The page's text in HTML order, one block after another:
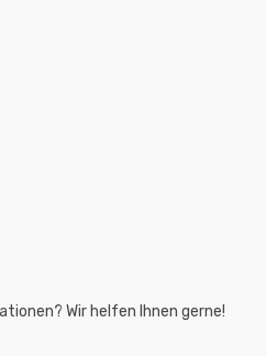
Wir helfen Ihnen gerne!